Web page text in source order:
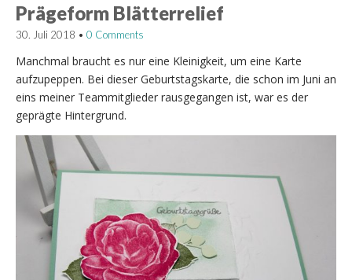
Prägeform Blätterrelief
30. Juli 2018 • 0 Comments
Manchmal braucht es nur eine Kleinigkeit, um eine Karte
aufzupeppen. Bei dieser Geburtstagskarte, die schon im Juni an
eins meiner Teammitglieder rausgegangen ist, war es der
geprägte Hintergrund.